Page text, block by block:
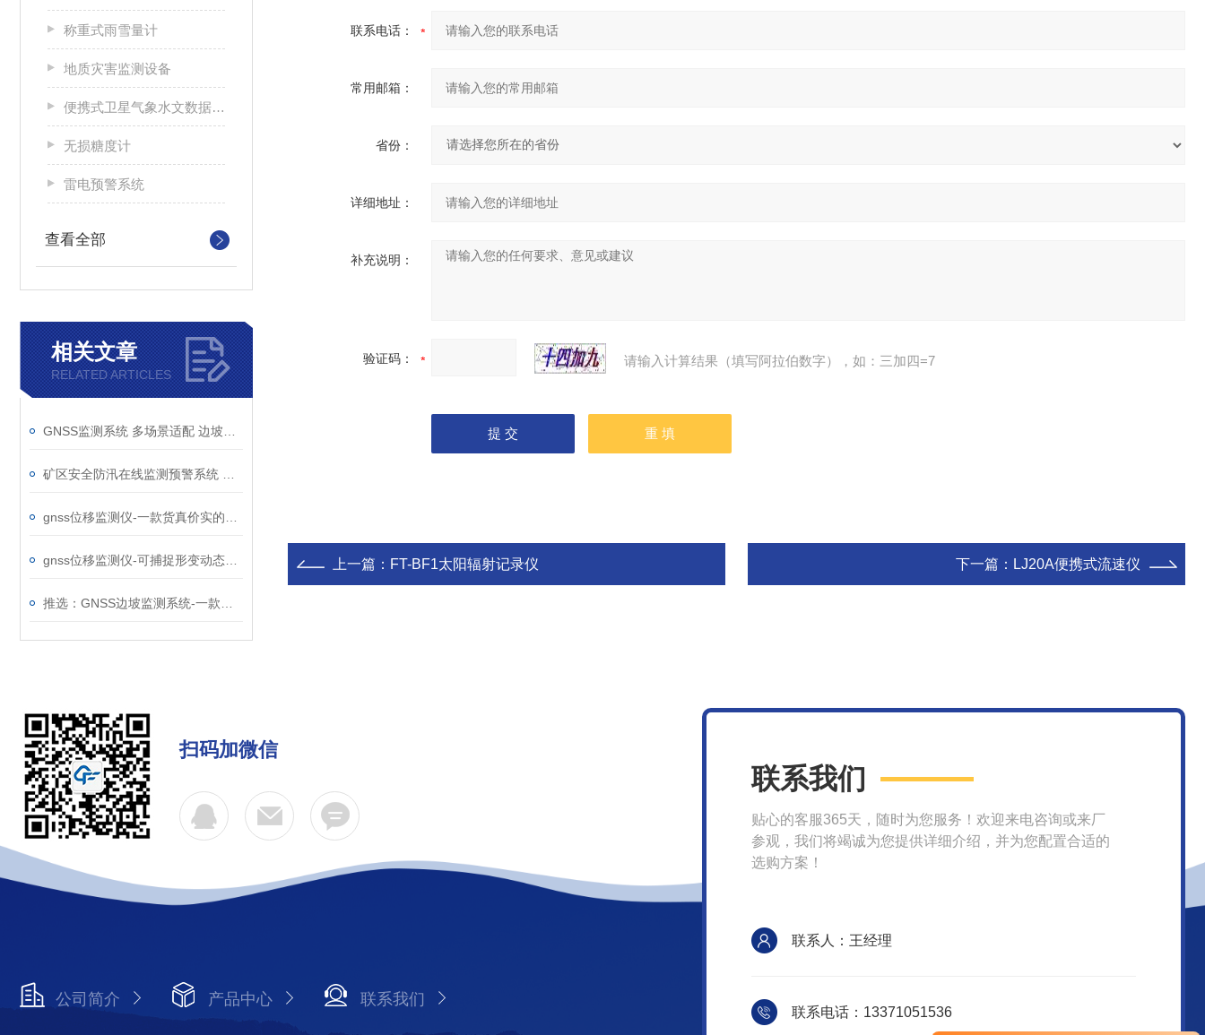
称重式雨雪量计
地质灾害监测设备
便携式卫星气象水文数据广播接收设备
无损糖度计
雷电预警系统
查看全部
相关文章
RELATED ARTICLES
联系电话：
常用邮箱：
省份：
详细地址：
补充说明：
验证码： 请输入计算结果（填写阿拉伯数字），如：三加四=7
上一篇： FT-BF1太阳辐射记录仪 下一篇： LJ20A便携式流速仪
扫码加微信
公司简介 产品中心 联系我们
联系我们
贴心的客服365天，随时为您服务！欢迎来电咨询或来厂
参观，我们将竭诚为您提供详细介绍，并为您配置合适的
选购方案！
联系人：王经理
联系电话：13371051536